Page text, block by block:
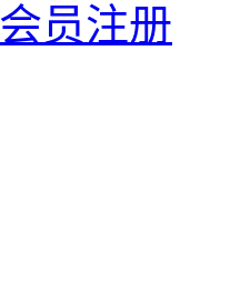
会员注册